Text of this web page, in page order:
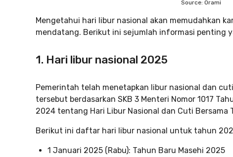
Source: Orami
Mengetahui hari libur nasional akan memudahkan
mendatang. Berikut ini sejumlah informasi penting
1. Hari libur nasional 2025
Pemerintah telah menetapkan libur nasional dan
tersebut berdasarkan SKB 3 Menteri Nomor 1017
2024 tentang Hari Libur Nasional dan Cuti Bersama
Berikut ini daftar hari libur nasional untuk tahun
1 Januari 2025 (Rabu): Tahun Baru Masehi 2025